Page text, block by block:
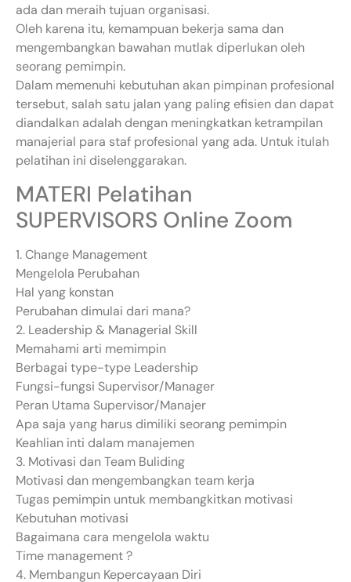
ada dan meraih tujuan organisasi.
Oleh karena itu, kemampuan bekerja sama dan
mengembangkan bawahan mutlak diperlukan oleh
seorang pemimpin.
Dalam memenuhi kebutuhan akan pimpinan profesional
tersebut, salah satu jalan yang paling efisien dan dapat
diandalkan adalah dengan meningkatkan ketrampilan
manajerial para staf profesional yang ada. Untuk itulah
pelatihan ini diselenggarakan.
MATERI Pelatihan
SUPERVISORS Online Zoom
1. Change Management
Mengelola Perubahan
Hal yang konstan
Perubahan dimulai dari mana?
2. Leadership & Managerial Skill
Memahami arti memimpin
Berbagai type-type Leadership
Fungsi-fungsi Supervisor/Manager
Peran Utama Supervisor/Manajer
Apa saja yang harus dimiliki seorang pemimpin
Keahlian inti dalam manajemen
3. Motivasi dan Team Buliding
Motivasi dan mengembangkan team kerja
Tugas pemimpin untuk membangkitkan motivasi
Kebutuhan motivasi
Bagaimana cara mengelola waktu
Time management ?
4. Membangun Kepercayaan Diri